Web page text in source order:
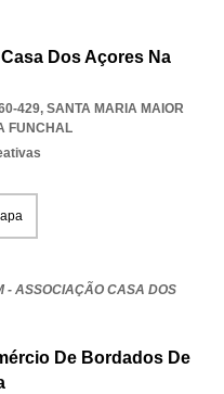
Dos Açores Na
429, SANTA MARIA MAIOR
FUNCHAL
- ASSOCIAÇÃO CASA DOS
De Bordados De